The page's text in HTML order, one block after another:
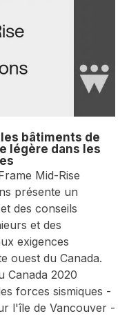
bâtiments de
légère dans les
Mid-Rise
présente un
des conseils
et des
exigences
ouest du Canada.
Canada 2020
forces sismiques -
l'île de Vancouver -